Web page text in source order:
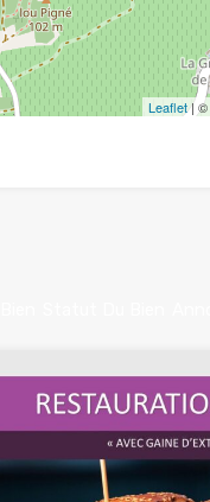
Leaflet| ©